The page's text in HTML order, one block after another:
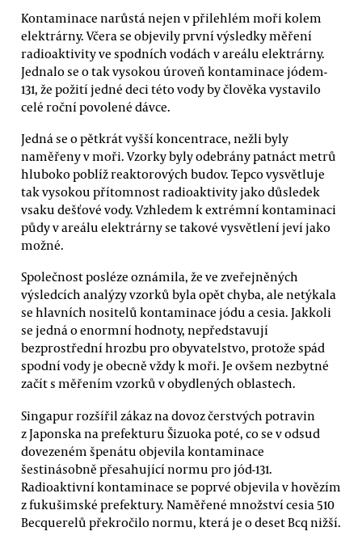
Kontaminace narůstá nejen v přilehlém moři kolem
elektrárny. Včera se objevily první výsledky měření
radioaktivity ve spodních vodách v areálu elektrárny.
Jednalo se o tak vysokou úroveň kontaminace jódem-
131, že požití jedné deci této vody by člověka vystavilo
celé roční povolené dávce.
Jedná se o pětkrát vyšší koncentrace, nežli byly
naměřeny v moři. Vzorky byly odebrány patnáct metrů
hluboko poblíž reaktorových budov. Tepco vysvětluje
tak vysokou přítomnost radioaktivity jako důsledek
vsaku dešťové vody. Vzhledem k extrémní kontaminaci
půdy v areálu elektrárny se takové vysvětlení jeví jako
možné.
Společnost posléze oznámila, že ve zveřejněných
výsledcích analýzy vzorků byla opět chyba, ale netýkala
se hlavních nositelů kontaminace jódu a cesia. Jakkoli
se jedná o enormní hodnoty, nepředstavují
bezprostřední hrozbu pro obyvatelstvo, protože spád
spodní vody je obecně vždy k moři. Je ovšem nezbytné
začít s měřením vzorků v obydlených oblastech.
Singapur rozšířil zákaz na dovoz čerstvých potravin
z Japonska na prefekturu Šizuoka poté, co se v odsud
dovezeném špenátu objevila kontaminace
šestinásobně přesahující normu pro jód-131.
Radioaktivní kontaminace se poprvé objevila v hovězím
z fukušimské prefektury. Naměřené množství cesia 510
Becquerelů překročilo normu, která je o deset Bcq nižší.